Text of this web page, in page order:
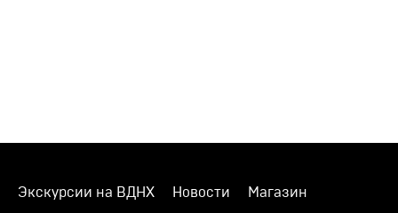
Экскурсии на ВДНХ Новости
Магазин